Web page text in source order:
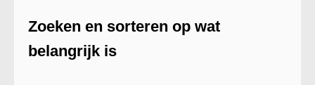
Zoeken en sorteren op wat
belangrijk is